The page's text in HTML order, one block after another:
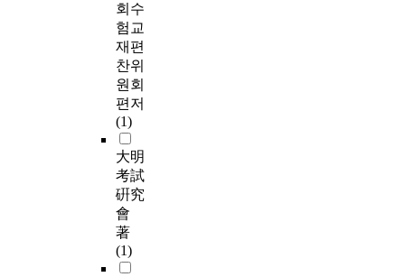
회수
험교
재편
찬위
원회
편저
(1)
大明
考試
硏究
會
著
(1)